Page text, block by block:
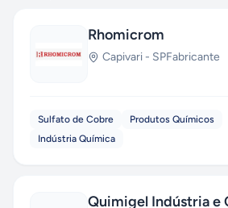
Rhomicrom
Capivari - SPFabricante
Sulfato de Cobre
Produtos Químicos
Indústria Química
Quimigel Indústria e